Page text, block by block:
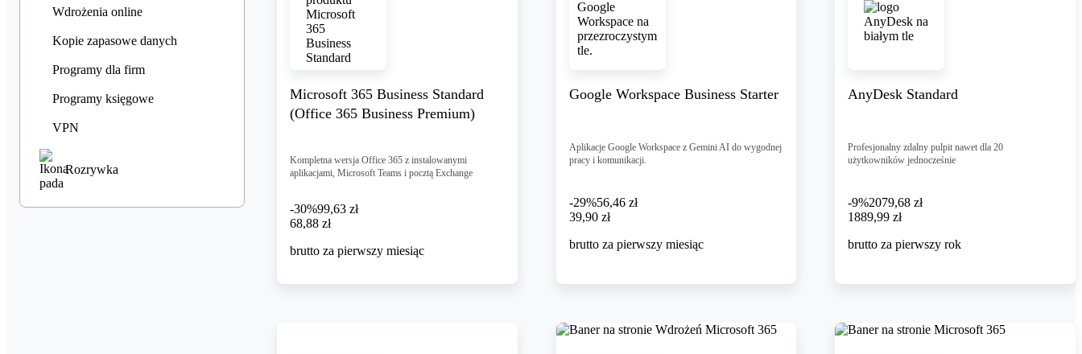
Wdrożenia online
Kopie zapasowe danych
Programy dla firm
Programy księgowe
VPN
Rozrywka
Microsoft 365 Business Standard
(Office 365 Business Premium)
Kompletna wersja Office 365 z instalowanymi
aplikacjami, Microsoft Teams i pocztą Exchange
-30%99,63 zł
68,88 zł
68,88 zł
brutto za pierwszy miesiąc
Google Workspace Business Starter
Aplikacje Google Workspace z Gemini AI do wygodnej
pracy i komunikacji.
-29%56,46 zł
39,90 zł
39,90 zł
brutto za pierwszy miesiąc
AnyDesk Standard
Profesjonalny zdalny pulpit nawet dla 20
użytkowników jednocześnie
-9%2079,68 zł
1889,99 zł
1889,99 zł
brutto za pierwszy rok